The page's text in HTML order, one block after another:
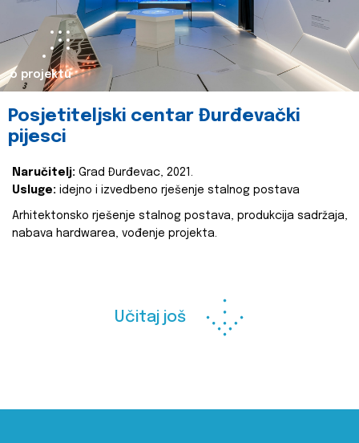
o projektu
Posjetiteljski centar Đurđevački
pijesci
Naručitelj: Grad Đurđevac, 2021.
Usluge: idejno i izvedbeno rješenje stalnog postava
Arhitektonsko rješenje stalnog postava, produkcija sadržaja,
nabava hardwarea, vođenje projekta.
Učitaj još